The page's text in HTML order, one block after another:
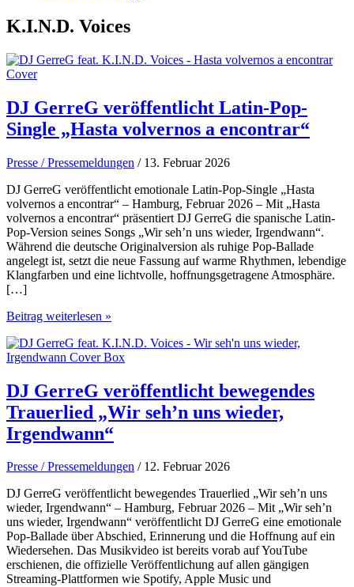
K.I.N.D. Voices
DJ GerreG veröffentlicht Latin-Pop-
Single „Hasta volvernos a encontrar“
Presse / Pressemeldungen / 13. Februar 2026
DJ GerreG veröffentlicht emotionale Latin-Pop-Single „Hasta
volvernos a encontrar“ – Hamburg, Februar 2026 – Mit „Hasta
volvernos a encontrar“ präsentiert DJ GerreG die spanische Latin-
Pop-Version seines Songs „Wir seh’n uns wieder, Irgendwann“.
Während die deutsche Originalversion als ruhige Pop-Ballade
angelegt ist, setzt die neue Fassung auf warme Rhythmen, lebendige
Klangfarben und eine lichtvolle, hoffnungsgetragene Atmosphäre.
[…]
DJ
veröffentlicht
Latin-
Single
„Hasta
volvernos
a
encontrar“
Beitrag weiterlesen »
DJ GerreG veröffentlicht bewegendes
Trauerlied „Wir seh’n uns wieder,
Irgendwann“
Presse / Pressemeldungen / 12. Februar 2026
DJ GerreG veröffentlicht bewegendes Trauerlied „Wir seh’n uns
wieder, Irgendwann“ – Hamburg, Februar 2026 – Mit „Wir seh’n
uns wieder, Irgendwann“ veröffentlicht DJ GerreG eine emotionale
Pop-Ballade über Abschied, Erinnerung und die Hoffnung auf ein
Wiedersehen. Das Musikvideo ist bereits vorab auf YouTube
erschienen, die offizielle Veröffentlichung auf allen gängigen
Streaming-Plattformen wie Spotify, Apple Music und